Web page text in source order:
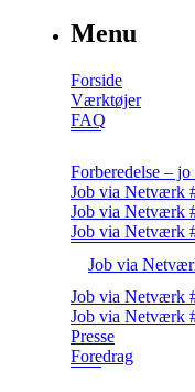
Menu
Forside
Værktøjer
FAQ
Forberedelse –
Job via Netværk
Job via Netværk
Job via Netværk
Job via
Job via Netværk
Job via Netværk
Presse
Foredrag